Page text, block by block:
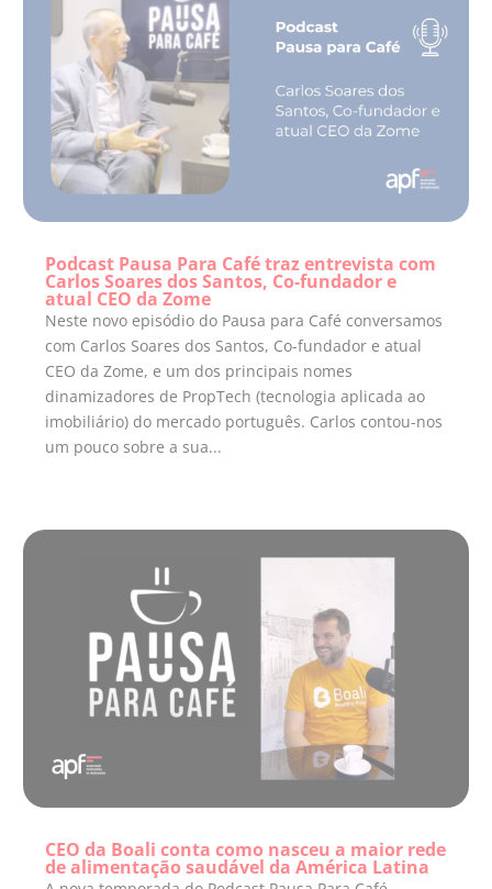
Podcast Pausa Para Café traz entrevista com
Carlos Soares dos Santos, Co-fundador e
atual CEO da Zome
Neste novo episódio do Pausa para Café conversamos
com Carlos Soares dos Santos, Co-fundador e atual
CEO da Zome, e um dos principais nomes
dinamizadores de PropTech (tecnologia aplicada ao
imobiliário) do mercado português. Carlos contou-nos
um pouco sobre a sua...
CEO da Boali conta como nasceu a maior rede
de alimentação saudável da América Latina